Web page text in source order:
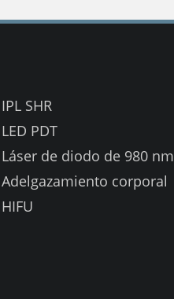
IPL SHR
LED PDT
Láser de diodo de 980 nm
Adelgazamiento corporal
HIFU